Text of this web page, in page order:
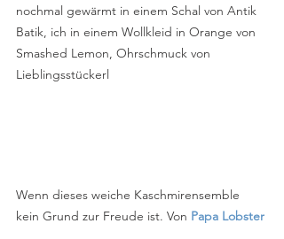
nochmal gewärmt in einem Schal von Antik
Batik, ich in einem Wollkleid in Orange von
Smashed Lemon, Ohrschmuck von
Lieblingsstückerl
Wenn dieses weiche Kaschmirensemble
kein Grund zur Freude ist. Von Papa Lobster